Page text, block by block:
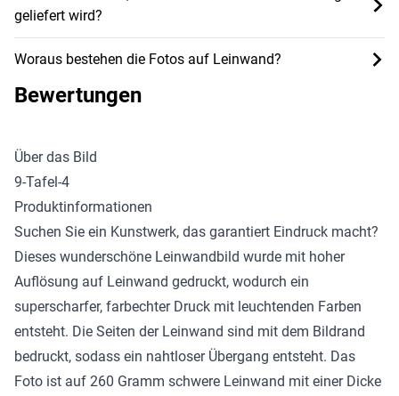
geliefert wird?
Woraus bestehen die Fotos auf Leinwand?
Bewertungen
Über das Bild
9-Tafel-4
Produktinformationen
Suchen Sie ein Kunstwerk, das garantiert Eindruck macht?
Dieses wunderschöne Leinwandbild wurde mit hoher
Auflösung auf Leinwand gedruckt, wodurch ein
superscharfer, farbechter Druck mit leuchtenden Farben
entsteht. Die Seiten der Leinwand sind mit dem Bildrand
bedruckt, sodass ein nahtloser Übergang entsteht. Das
Foto ist auf 260 Gramm schwere Leinwand mit einer Dicke